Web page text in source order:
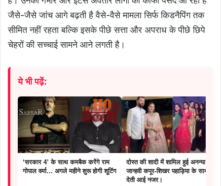
जैसे-जैसे जांच आगे बढ़ती है वैसे-वैसे मामला सिर्फ किडनैपिंग तक
सीमित नहीं रहता बल्कि इसके पीछे सत्ता और अपराध के पीछे छिपे
चेहरों की सच्चाई सामने आने लगती है।
ये भी पढ़ें:
‘सरकार 4’ के साथ कमबैक करेंगे राम
गोपाल वर्मा… अगले महीने शुरू होगी शूटिंग
दोस्त की शादी में शामिल हुई अनन्या पांडे,
जान्हवी कपूर-शिखर पहाड़िया के साथ पोज
देती आई नजर।